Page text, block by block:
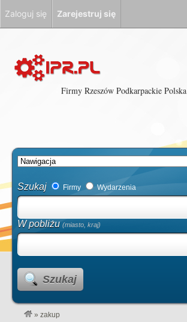
Firmy Rzeszów Podkarpackie Polska
Szukaj Firmy Wydarzenia
W pobliżu (miasto, kraj)
Szukaj
» zakup
Zaloguj się Zarejestruj się